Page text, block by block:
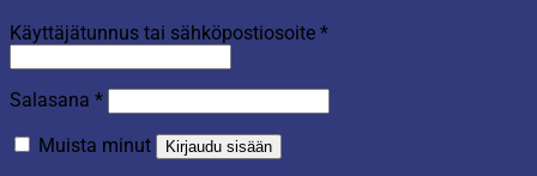
Käyttäjätunnus tai sähköpostiosoite *Vaaditaan
Salasana *Vaaditaan
Muista minut Kirjaudu sisään